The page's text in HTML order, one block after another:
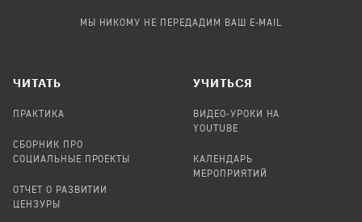
МЫ НИКОМУ НЕ ПЕРЕДАДИМ ВАШ E-MAIL
ЧИТАТЬ
ПРАКТИКА
СБОРНИК ПРО
СОЦИАЛЬНЫЕ ПРОЕКТЫ
ОТЧЕТ О РАЗВИТИИ
ЦЕНЗУРЫ
УЧИТЬСЯ
ВИДЕО-УРОКИ НА
YOUTUBE
КАЛЕНДАРЬ
МЕРОПРИЯТИЙ